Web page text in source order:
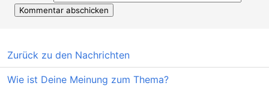
Zurück zu den Nachrichten
Wie ist Deine Meinung zum Thema?